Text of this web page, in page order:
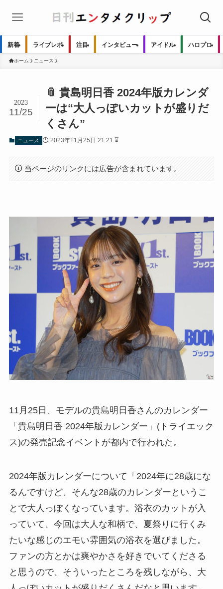
新着 ライブレポ 注目 インタビュー アイドル ハロプロ
ホーム ニュース
📎 貴島明日香 2024年版カレンダ
ーは“大人っぽいカットが盛りだ
くさん”
2023
11/25
ニュース 2023年11月25日 21:21 ⌛
当ページのリンクには広告が含まれています。
11月25日、モデルの貴島明日香さんのカレンダー
「貴島明日香 2024年版カレンダー」(トライエック
ス)の発売記念イベントが都内で行われた。
2024年版カレンダーについて「2024年に28歳にな
るんですけど、そんな28歳のカレンダーというこ
とで大人っぽくなっています。浴衣のカットが入
っていて、今回は大人な和柄で、夏祭りに行くみ
たいな感じのエモい雰囲気の浴衣を選びました。
ファンの方とかは爽やかさを好きでいてくださる
と思うので、そういったところを残しながら、大